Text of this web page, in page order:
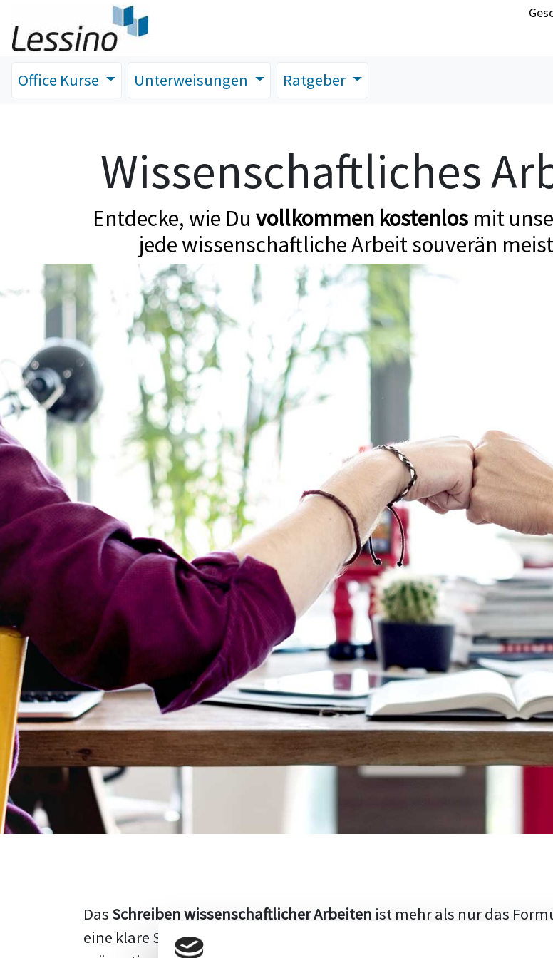
Office Kurse Unterweisungen Ratgeber
Wissenschaftliches
Entdecke, wie Du vollkommen kostenlos mit
jede wissenschaftliche Arbeit souverän
Das Schreiben wissenschaftlicher Arbeiten ist mehr als nur das
eine klare Struktur, einen logischen Aufbau und die Fähigkeit, den